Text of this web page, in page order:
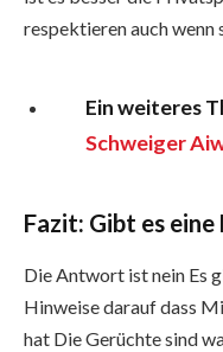
respektieren auch wenn
Ein weiteres
Schweiger
Fazit: Gibt es
Die Antwort ist nein Es
Hinweise darauf dass
hat Die Gerüchte sind